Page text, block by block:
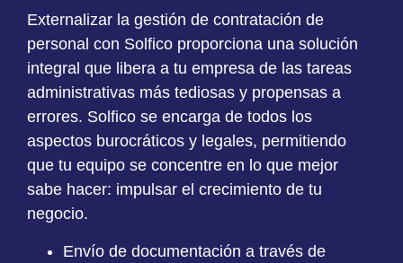
Externalizar la gestión de contratación de
personal con Solfico proporciona una solución
integral que libera a tu empresa de las tareas
administrativas más tediosas y propensas a
errores. Solfico se encarga de todos los
aspectos burocráticos y legales, permitiendo
que tu equipo se concentre en lo que mejor
sabe hacer: impulsar el crecimiento de tu
negocio.
Envío de documentación a través de